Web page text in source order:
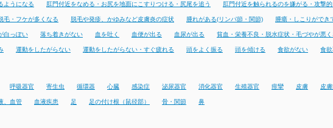
ようになる 肛門付近をなめる・お尻を地面にこすりつける・尻尾を追う 肛門付近を触られるのを嫌がる・攻撃
毛・フケが多くなる 脱毛や発疹、かゆみなど皮膚炎の症状 腫れがある(リンパ節・関節) 腫瘍・しこりができ
白っぽい 落ち着きがない 血を吐く 血便が出る 血尿が出る 貧血・栄養不良・脱水症状・毛づやが悪
運動をしたがらない 運動をしたがらない・すぐ疲れる 頭をよく振る 頭を傾ける 食欲がない 食
呼吸器官 寄生虫 循環器 心臓 感染症 泌尿器官 消化器官 生殖器官 痙攣 皮膚 皮
、血管 血液疾患 足 足の付け根（鼠径部） 骨・関節 鼻